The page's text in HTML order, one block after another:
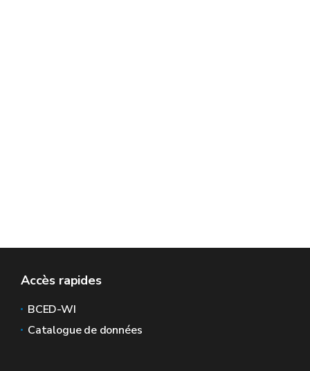
Accès rapides
BCED-WI
Catalogue de données